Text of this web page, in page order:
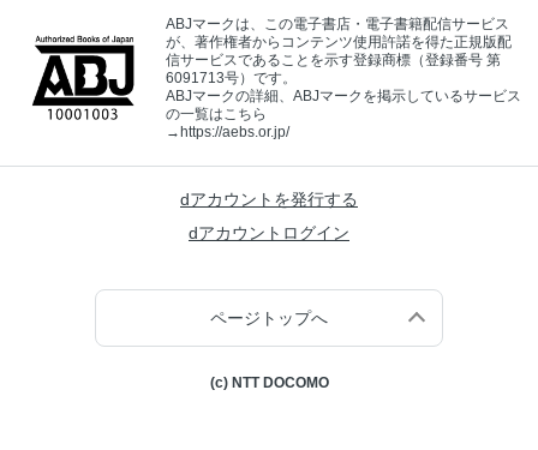
ABJマークは、この電子書店・電子書籍配信サービス
が、著作権者からコンテンツ使用許諾を得た正規版配
信サービスであることを示す登録商標（登録番号 第
6091713号）です。
ABJマークの詳細、ABJマークを掲示しているサービス
の一覧はこちら
→https://aebs.or.jp/
dアカウントを発行する
dアカウントログイン
ページトップへ
(c) NTT DOCOMO